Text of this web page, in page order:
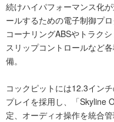
続けハイパフォーマンス化
ールするための電子制御プ
コーナリングABSやトラク
スリップコントロールなど
備。
コックピットには12.3イン
プレイを採用し、「Skyline
定、オーディオ操作を統合